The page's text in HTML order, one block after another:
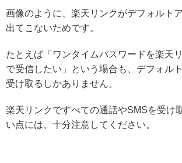
画像のように、楽天リンクがデフォルト
出てこないためです。
たとえば「ワンタイムパスワードを楽天
で受信したい」という場合も、デフォル
受け取るしかありません。
楽天リンクですべての通話やSMSを受け
い点には、十分注意してください。